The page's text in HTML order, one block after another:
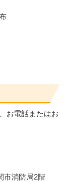
お電話またはお
消防局2階